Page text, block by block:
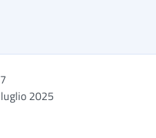
2025